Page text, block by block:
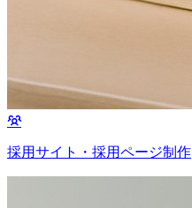
採用サイト・採用ページ制作